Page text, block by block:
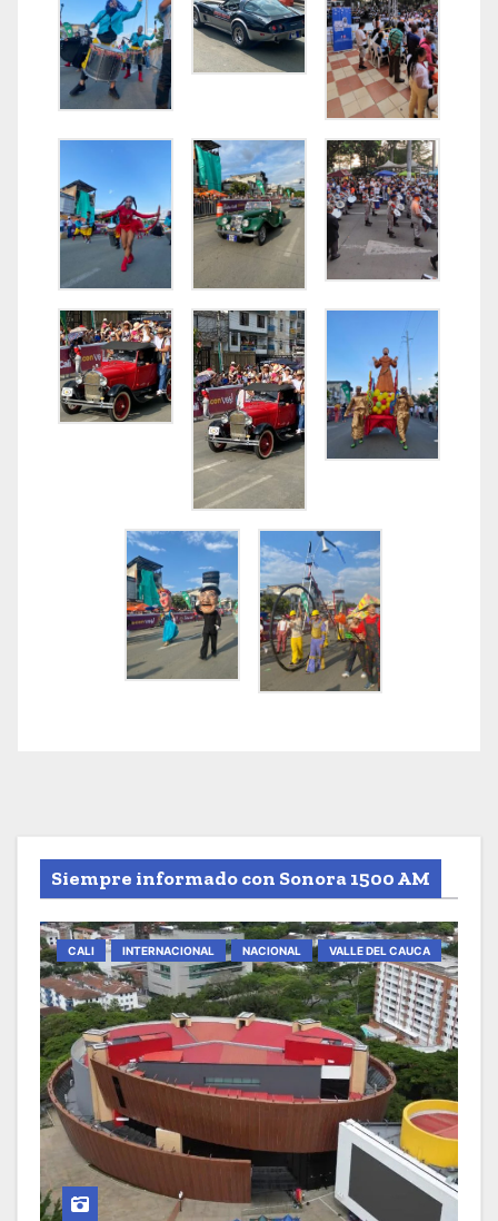
Siempre informado con Sonora 1500 AM
CALI INTERNACIONAL NACIONAL VALLE DEL CAUCA